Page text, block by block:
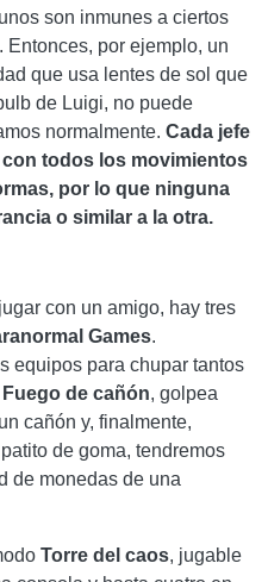
son inmunes a ciertos
Entonces, por ejemplo, un
que usa lentes de sol que
de Luigi, no puede
normalmente. Cada jefe
todos los movimientos
por lo que ninguna
o similar a la otra.
con un amigo, hay tres
Games.
equipos para chupar tantos
Fuego de cañón, golpea
cañón y, finalmente,
de goma, tendremos
de monedas de una
Torre del caos, jugable